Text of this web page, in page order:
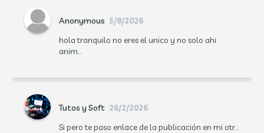
Anonymous 5/8/2026
hola tranquilo no eres el unico y no solo ahi
anim...
Tutos y Soft 26/2/2026
Si pero te paso enlace de la publicación en mi otr...